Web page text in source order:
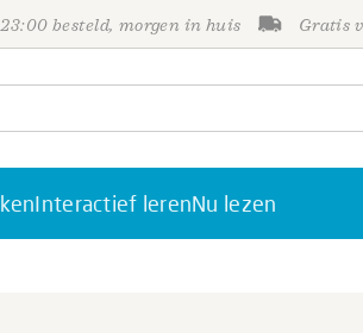
besteld, morgen in huis Gratis
Interactief lerenNu lezen